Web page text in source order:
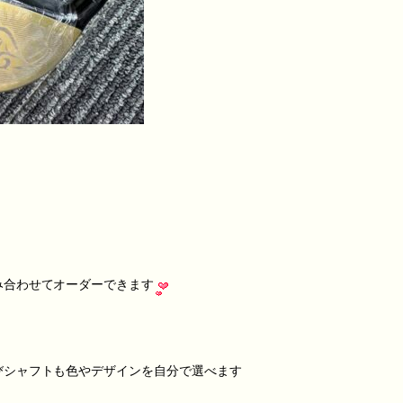
わせてオーダーできます
ャフトも色やデザインを自分で選べます